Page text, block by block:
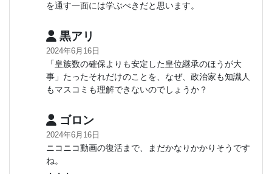
を通す一面には学ぶべきだと思います。
黒アリ
2024年6月16日
「皇族数の確保よりも安定した皇位継承のほうが大
事」たったそれだけのことを、なぜ、政治家も知識人
もマスコミも理解できないのでしょうか？
ゴロン
2024年6月16日
ニコニコ動画の復活まで、まだかなりかかりそうです
ね。